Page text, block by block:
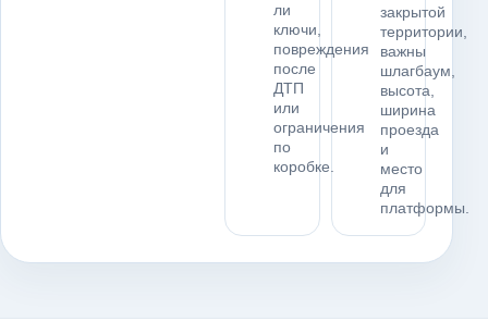
ли
ключи,
повреждения
после
ДТП
или
ограничения
по
коробке.
закрытой
территории,
важны
шлагбаум,
высота,
ширина
проезда
и
место
для
платформы.